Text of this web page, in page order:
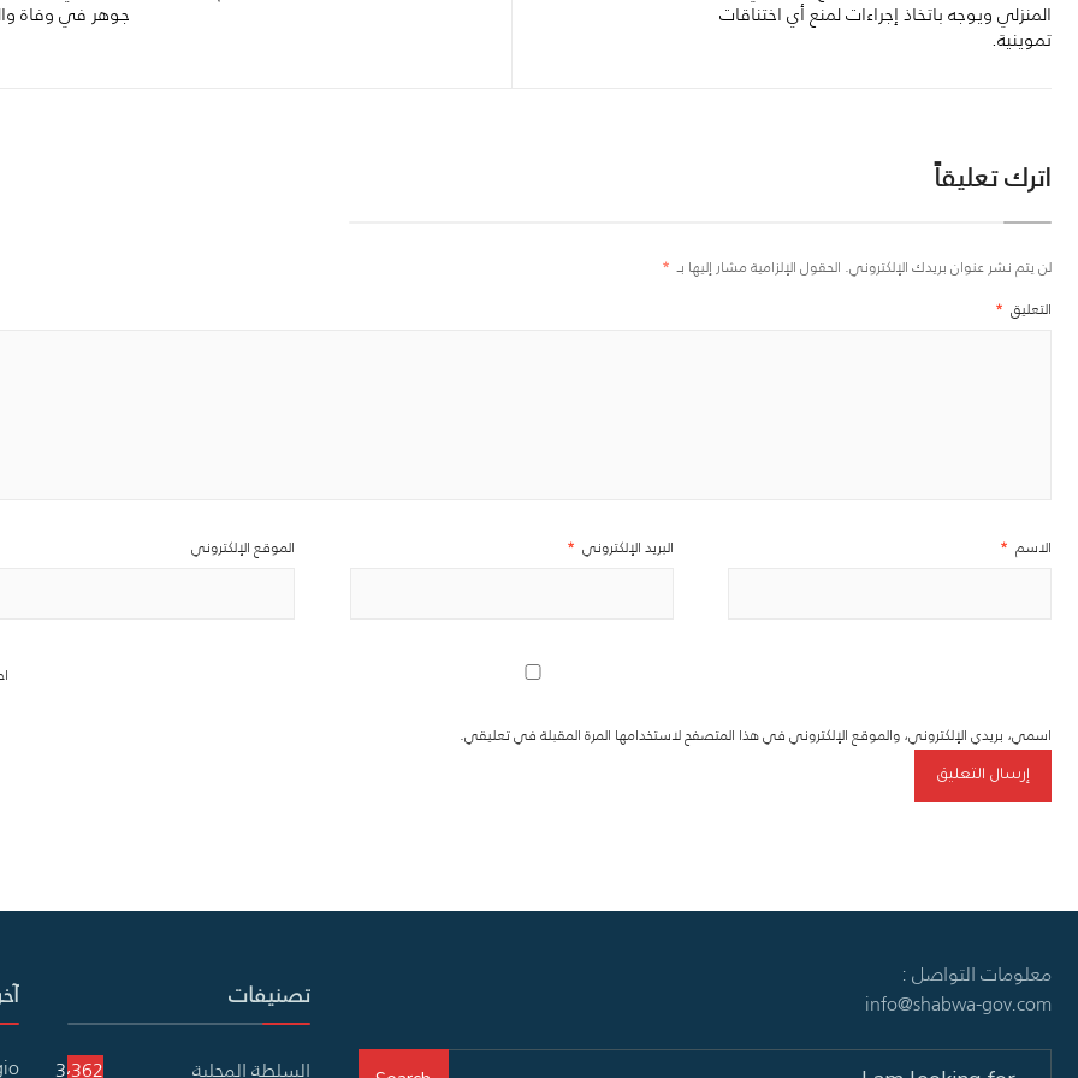
المنزلي ويوجه باتخاذ إجراءات لمنع أي اختناقات
تموينية.
جوهر في وفاة
اترك تعليقاً
لن يتم نشر عنوان بريدك الإلكتروني. الحقول الإلزامية مشار إليها بـ *
التعليق *
الاسم * البريد الإلكتروني * الموقع الإلكتروني
اسمي، بريدي الإلكتروني، والموقع الإلكتروني في هذا المتصفح لاستخدامها المرة المقبلة في تعليقي.
معلومات التواصل :
info@shabwa-gov.com
تصنيفات
السلطة المحلية 3٬362